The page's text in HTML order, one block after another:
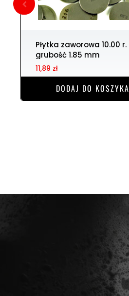
Płytka zaworowa 10.00 r.
grubość 1.85 mm
11,89 zł
DODAJ DO KOSZYKA